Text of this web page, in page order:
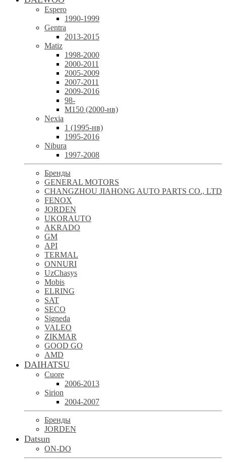
Espero
1990-1999
Gentra
2013-2015
Matiz
1998-2000
2000-2011
2005-2009
2007-2011
2009-2016
98-
М150 (2000-нв)
Nexia
1 (1995-нв)
1995-2016
Nibura
1997-2008
Бренды
GENERAL MOTORS
CHANGZHOU JIAHONG AUTO PARTS CO., LTD
FENOX
JORDEN
UKORAUTO
AKRADO
GM
API
TERMAL
ONNURI
UzChasys
Mobis
ELRING
SAT
SECO
Signeda
VALEO
ZIKMAR
GOOD GO
AMD
DAIHATSU
Cuore
2006-2013
Sirion
2004-2007
Бренды
JORDEN
Datsun
ON-DO